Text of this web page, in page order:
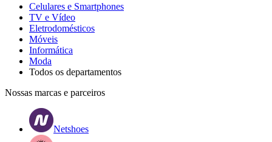
Celulares e Smartphones
TV e Vídeo
Eletrodomésticos
Móveis
Informática
Moda
Todos os departamentos
Nossas marcas e parceiros
Netshoes